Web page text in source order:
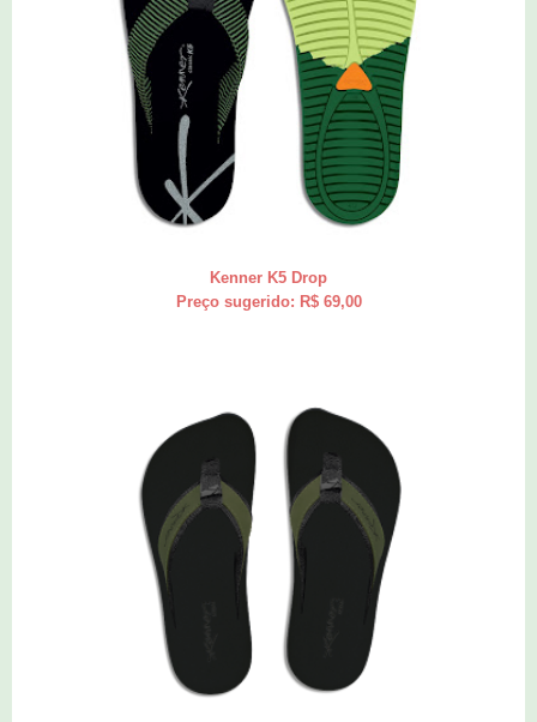
Kenner K5 Drop
Preço sugerido: R$ 69,00